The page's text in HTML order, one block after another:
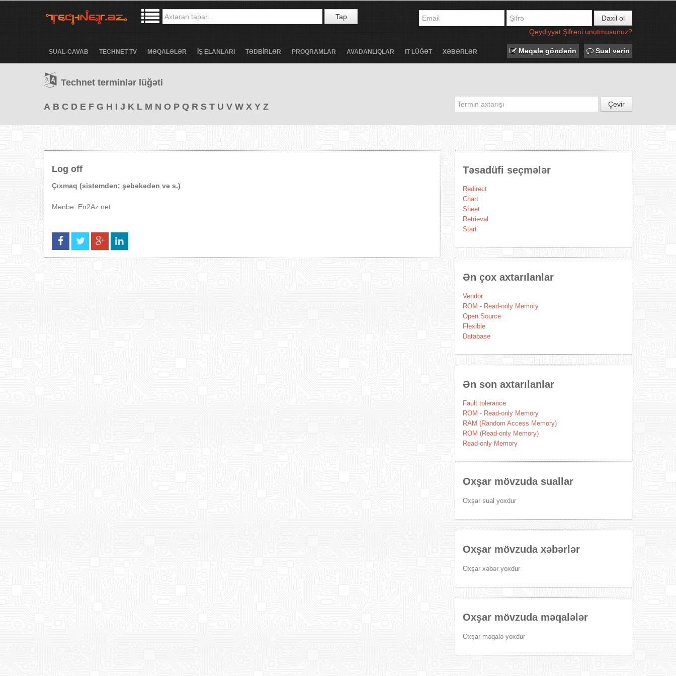
Tap
Daxil ol
Qeydiyyat Şifrəni unutmusunuz?
SUAL-CAVAB TECHNET TV MƏQALƏLƏR İŞ ELANLARI TƏDBİRLƏR PROQRAMLAR AVADANLIQLAR IT LÜĞƏT XƏBƏRLƏR Məqalə göndərin Sual verin
Technet terminlər lüğəti
A B C D E F G H I J K L M N O P Q R S T U V W X Y Z Çevir
Log off
Çıxmaq (sistemdən; şəbəkədən və s.)
Mənbə: En2Az.net
Təsadüfi seçmələr
Redirect
Chart
Sheet
Retrieval
Start
Ən çox axtarılanlar
Vendor
ROM - Read-only Memory
Open Source
Flexible
Database
Ən son axtarılanlar
Fault tolerance
ROM - Read-only Memory
RAM (Random Access Memory)
ROM (Read-only Memory)
Read-only Memory
Oxşar mövzuda suallar
Oxşar sual yoxdur
Oxşar mövzuda xəbərlər
Oxşar xəbər yoxdur
Oxşar mövzuda məqalələr
Oxşar məqalə yoxdur